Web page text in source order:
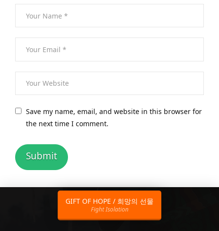
Save my name, email, and website in this browser for
the next time I comment.
GIFT OF HOPE / 희망의 선물
Fight Isolation